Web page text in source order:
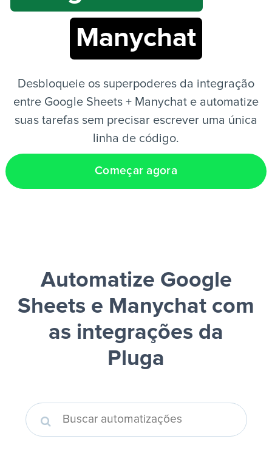
PT
Manychat
Desbloqueie os superpoderes da integração
entre Google Sheets + Manychat e automatize
suas tarefas sem precisar escrever uma única
linha de código.
Começar agora
Automatize Google
Sheets e Manychat com
as integrações da
Pluga